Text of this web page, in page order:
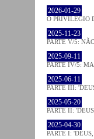
2026-01-29
O PRIVILÉGIO
2025-11-23
PARTE V/5:
2025-09-11
PARTE IV/5:
2025-06-11
PARTE III:
2025-05-20
PARTE II:
2025-04-30
PARTE I: